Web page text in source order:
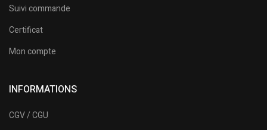
Suivi commande
Certificat
Mon compte
INFORMATIONS
CGV / CGU